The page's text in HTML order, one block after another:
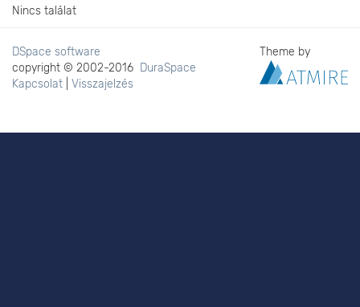
Nincs találat
DSpace software
copyright © 2002-2016 DuraSpace
Kapcsolat
Visszajelzés
Theme by